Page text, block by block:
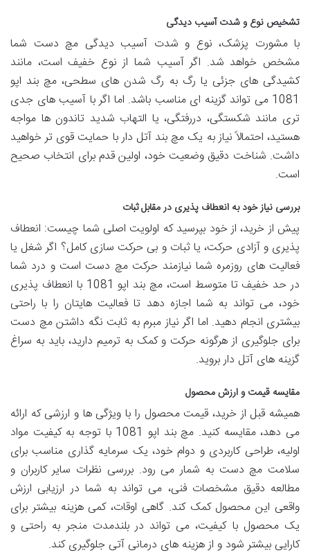
تشخیص نوع و شدت آسیب دیدگی
با مشورت پزشک، نوع و شدت آسیب دیدگی مچ دست شما
مشخص خواهد شد. اگر آسیب شما از نوع خفیف است، مانند
کشیدگی های جزئی یا رگ به رگ شدن های سطحی، مچ بند اپو
1081 می تواند گزینه ای مناسب باشد. اما اگر با آسیب های جدی
تری مانند شکستگی، دررفتگی، یا التهاب شدید تاندون ها مواجه
هستید، احتمالاً نیاز به یک مچ بند آتل دار با حمایت قوی تر خواهید
داشت. شناخت دقیق وضعیت خود، اولین قدم برای انتخاب صحیح
است.
بررسی نیاز خود به انعطاف پذیری در مقابل ثبات
پیش از خرید، از خود بپرسید که اولویت اصلی شما چیست: انعطاف
پذیری و آزادی حرکت، یا ثبات و بی حرکت سازی کامل؟ اگر شغل یا
فعالیت های روزمره شما نیازمند حرکت مچ دست است و درد شما
در حد خفیف تا متوسط است، مچ بند اپو 1081 با انعطاف پذیری
خود، می تواند به شما اجازه دهد تا فعالیت هایتان را با راحتی
بیشتری انجام دهید. اما اگر نیاز مبرم به ثابت نگه داشتن مچ دست
برای جلوگیری از هرگونه حرکت و کمک به ترمیم دارید، باید به سراغ
گزینه های آتل دار بروید.
مقایسه قیمت و ارزش محصول
همیشه قبل از خرید، قیمت محصول را با ویژگی ها و ارزشی که ارائه
می دهد، مقایسه کنید. مچ بند اپو 1081 با توجه به کیفیت مواد
اولیه، طراحی کاربردی و دوام خود، یک سرمایه گذاری مناسب برای
سلامت مچ دست به شمار می رود. بررسی نظرات سایر کاربران و
مطالعه دقیق مشخصات فنی، می تواند به شما در ارزیابی ارزش
واقعی این محصول کمک کند. گاهی اوقات، کمی هزینه بیشتر برای
یک محصول با کیفیت، می تواند در بلندمدت منجر به راحتی و
کارایی بیشتر شود و از هزینه های درمانی آتی جلوگیری کند.